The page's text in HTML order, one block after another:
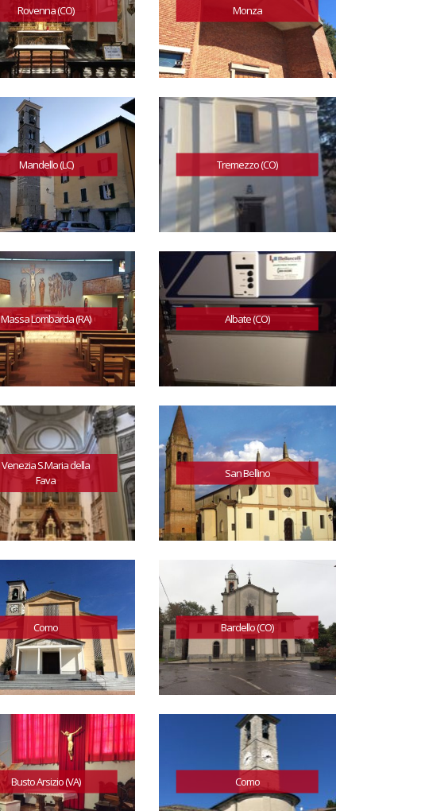
Rovenna (CO) Monza
Mandello (LC) Tremezzo (CO)
Massa Lombarda (RA) Albate (CO)
Venezia S.Maria della
Fava
San Bellino
Como Bardello (CO)
Busto Arsizio (VA) Como